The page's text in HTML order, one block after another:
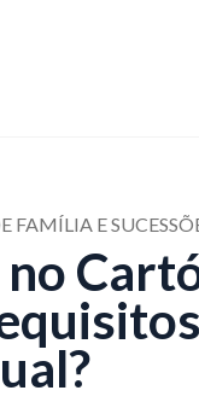
FAMÍLIA E